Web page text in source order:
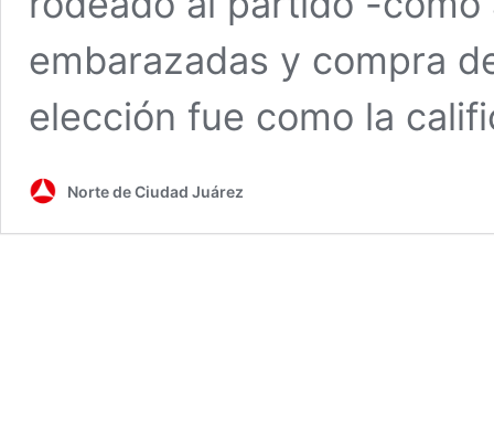
embarazadas y compra
elección fue como la
Norte de Ciudad Juárez